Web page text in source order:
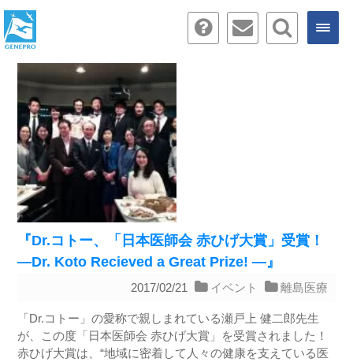
『Dr.コトー、「日本医師会 赤ひげ大賞」受賞！
―Dr. Koto Recieved a Great Prize! ―』
2017/02/21 イベント 離島医療
「Dr.コトー」の愛称で親しまれている瀬戸上 健二郎先生
が、この度「日本医師会 赤ひげ大賞」を受賞されました！
赤ひげ大賞は、“地域に密着して人々の健康を支えている医